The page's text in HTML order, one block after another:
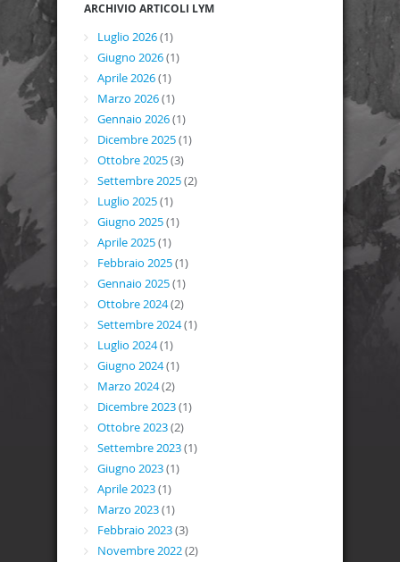
ARCHIVIO ARTICOLI LYM
Luglio 2026(1)
Giugno 2026(1)
Aprile 2026(1)
Marzo 2026(1)
Gennaio 2026(1)
Dicembre 2025(1)
Ottobre 2025(3)
Settembre 2025(2)
Luglio 2025(1)
Giugno 2025(1)
Aprile 2025(1)
Febbraio 2025(1)
Gennaio 2025(1)
Ottobre 2024(2)
Settembre 2024(1)
Luglio 2024(1)
Giugno 2024(1)
Marzo 2024(2)
Dicembre 2023(1)
Ottobre 2023(2)
Settembre 2023(1)
Giugno 2023(1)
Aprile 2023(1)
Marzo 2023(1)
Febbraio 2023(3)
Novembre 2022(2)